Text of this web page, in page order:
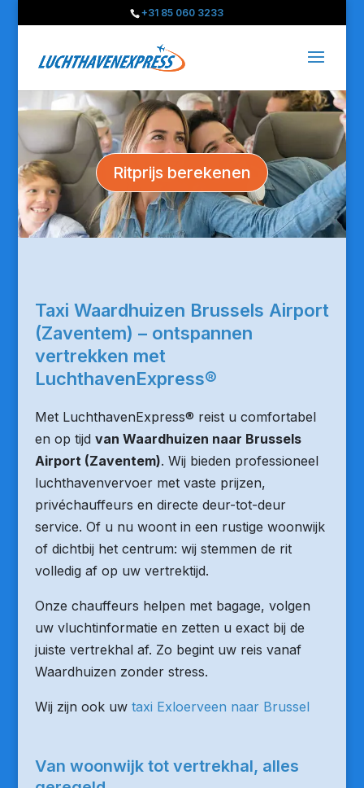
+31 85 060 3233
Ritprijs berekenen
Taxi Waardhuizen Brussels Airport
(Zaventem) – ontspannen
vertrekken met
LuchthavenExpress®
Met LuchthavenExpress® reist u comfortabel
en op tijd van Waardhuizen naar Brussels
Airport (Zaventem). Wij bieden professioneel
luchthavenvervoer met vaste prijzen,
privéchauffeurs en directe deur-tot-deur
service. Of u nu woont in een rustige woonwijk
of dichtbij het centrum: wij stemmen de rit
volledig af op uw vertrektijd.
Onze chauffeurs helpen met bagage, volgen
uw vluchtinformatie en zetten u exact bij de
juiste vertrekhal af. Zo begint uw reis vanaf
Waardhuizen zonder stress.
Wij zijn ook uw taxi Exloerveen naar Brussel
Van woonwijk tot vertrekhal, alles